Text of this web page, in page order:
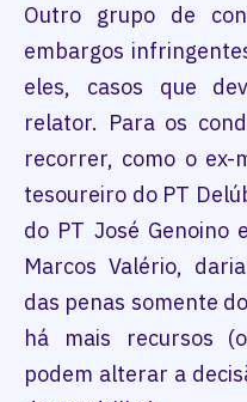
Outro grupo de
embargos
eles, casos que
relator. Para os
recorrer, como o ex-
tesoureiro do PT
do PT José Genoino
Marcos Valério,
das penas somente
há mais recursos
podem alterar a